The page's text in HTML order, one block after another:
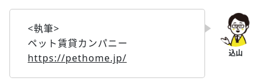
<執筆>
ペット賃貸カンパニー
https://pethome.jp/